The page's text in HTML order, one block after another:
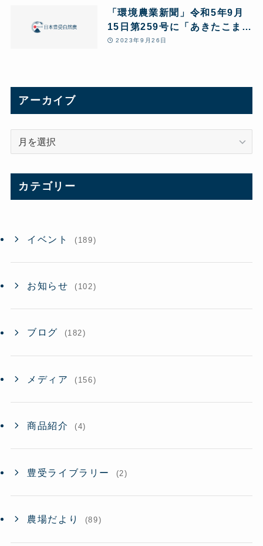
第24回JPHMAコングレス開催
報告が5ページにわたり特集掲
載されました。
「環境農業新聞」令和5年9月
15日第259号に「あきたこまち
R」全量転換 10の問題点。由
2023年9月26日
アーカイブ
カテゴリー
イベント (189)
お知らせ (102)
ブログ (182)
メディア (156)
商品紹介 (4)
豊受ライブラリー (2)
農場だより (89)